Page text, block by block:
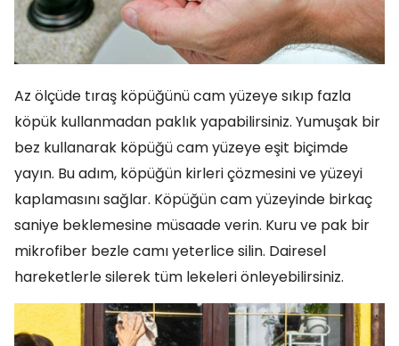
Az ölçüde tıraş köpüğünü cam yüzeye sıkıp fazla
köpük kullanmadan paklık yapabilirsiniz. Yumuşak bir
bez kullanarak köpüğü cam yüzeye eşit biçimde
yayın. Bu adım, köpüğün kirleri çözmesini ve yüzeyi
kaplamasını sağlar. Köpüğün cam yüzeyinde birkaç
saniye beklemesine müsaade verin. Kuru ve pak bir
mikrofiber bezle camı yeterlice silin. Dairesel
hareketlerle silerek tüm lekeleri önleyebilirsiniz.